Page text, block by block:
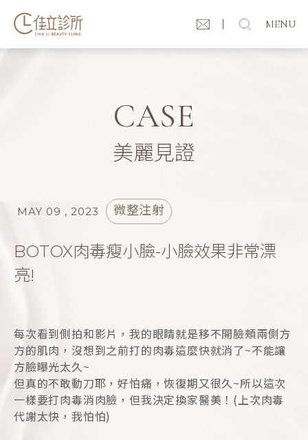
MENU
CASE
美麗見證
MAY 09 , 2023 微整注射
BOTOX肉毒瘦小臉-小臉效果非常漂
亮!
每次看到側拍和影片，我的眼睛就是移不開臉頰兩側方
方的肌肉，沒想到之前打的肉毒這麼快就消了~不能讓
方臉曝光太久~
但真的不敢動刀耶，好怕痛，恢復期又很久~所以這次
一樣要打肉毒消肉臉，但我決定換家醫美！(上次肉毒
代謝太快，我怕怕)